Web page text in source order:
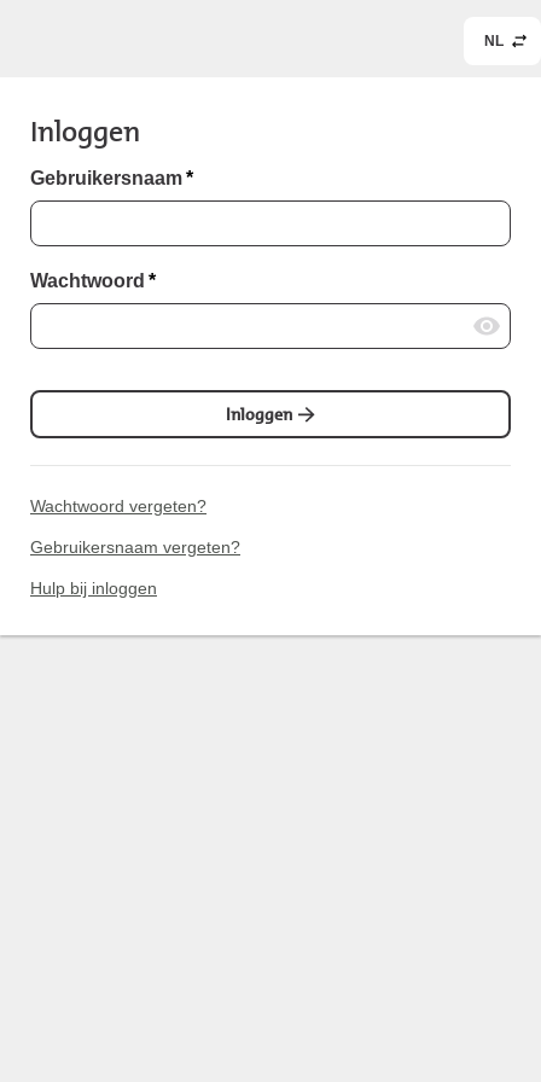
NL
Inloggen
Gebruikersnaam*
Wachtwoord *
Inloggen
Wachtwoord vergeten?
Gebruikersnaam vergeten?
Hulp bij inloggen